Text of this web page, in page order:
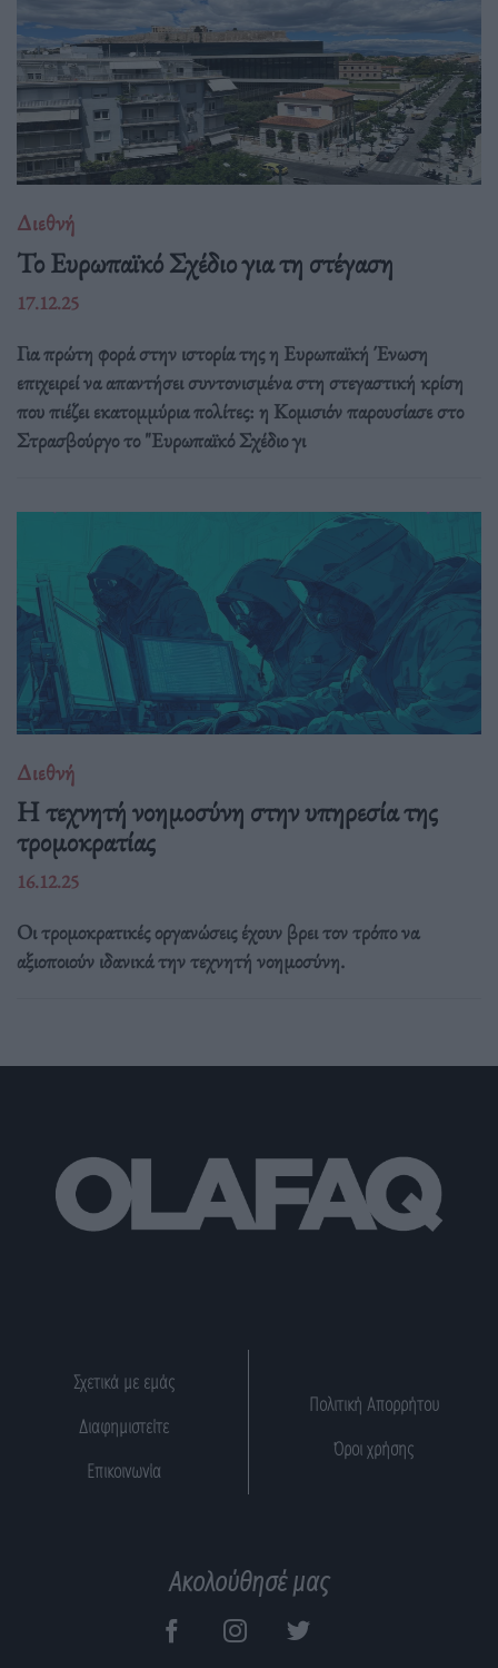
Διεθνή
Το Ευρωπαϊκό Σχέδιο για τη στέγαση
17.12.25
Για πρώτη φορά στην ιστορία της η Ευρωπαϊκή Ένωση
επιχειρεί να απαντήσει συντονισμένα στη στεγαστική κρίση
που πιέζει εκατομμύρια πολίτες: η Κομισιόν παρουσίασε στο
Στρασβούργο το "Ευρωπαϊκό Σχέδιο γι
Διεθνή
Η τεχνητή νοημοσύνη στην υπηρεσία της
τρομοκρατίας
16.12.25
Οι τρομοκρατικές οργανώσεις έχουν βρει τον τρόπο να
αξιοποιούν ιδανικά την τεχνητή νοημοσύνη.
Σχετικά με εμάς
Διαφημιστείτε
Επικοινωνία
Πολιτική Απορρήτου
Όροι χρήσης
Ακολούθησέ μας